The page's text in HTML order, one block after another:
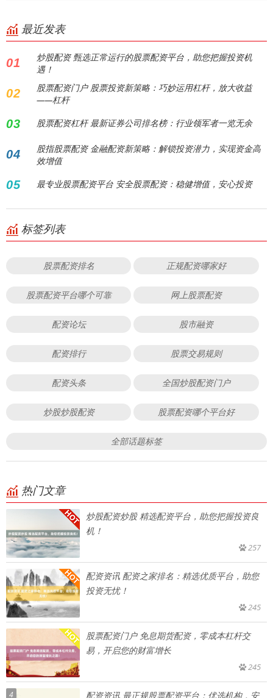
最近发表
01
炒股配资 甄选正常运行的股票配资平台，助您把握投资机
遇！
02
股票配资门户 股票投资新策略：巧妙运用杠杆，放大收益
——杠杆
03 股票配资杠杆 最新证券公司排名榜：行业领军者一览无余
04
股指股票配资 金融配资新策略：解锁投资潜力，实现资金高
效增值
05 最专业股票配资平台 安全股票配资：稳健增值，安心投资
标签列表
股票配资排名 正规配资哪家好
股票配资平台哪个可靠 网上股票配资
配资论坛 股市融资
配资排行 股票交易规则
配资头条 全国炒股配资门户
炒股炒股配资 股票配资哪个平台好
全部话题标签
热门文章
炒股配资炒股 精选配资平台，助您把握投资良
机！
257
配资资讯 配资之家排名：精选优质平台，助您
投资无忧！
245
股票配资门户 免息期货配资，零成本杠杆交
易，开启您的财富增长
245
4 配资资讯 最正规股票配资平台：优选机构，安